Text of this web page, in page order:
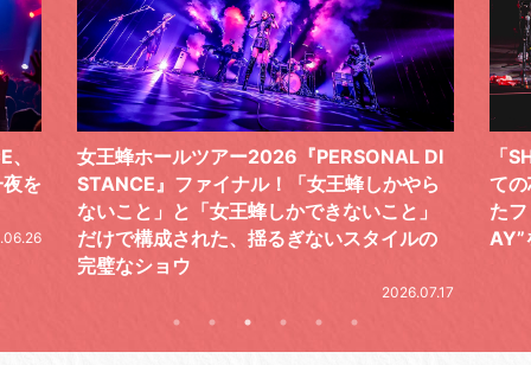
ら
の
「SHISHAMOでした!!!」ロックバンドとし
ての芯を貫き通し、笑顔と感謝で泳ぎ切っ
たファイナルライブ、DAY2“GOODBYE D
AY”をレポート
気
レ